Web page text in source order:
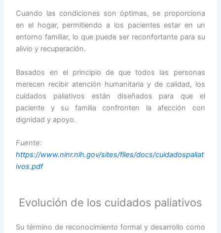
Cuando las condiciones son óptimas, se proporciona
en el hogar, permitiendo a los pacientes estar en un
entorno familiar, lo que puede ser reconfortante para su
alivio y recuperación.
Basados en el principio de que todos las personas
merecen recibir atención humanitaria y de calidad, los
cuidados paliativos están diseñados para que el
paciente y su familia confronten la afección con
dignidad y apoyo.
Fuente:
https://www.ninr.nih.gov/sites/files/docs/cuidadospaliat
ivos.pdf
Evolución de los cuidados paliativos
Su término de reconocimiento formal y desarrollo como